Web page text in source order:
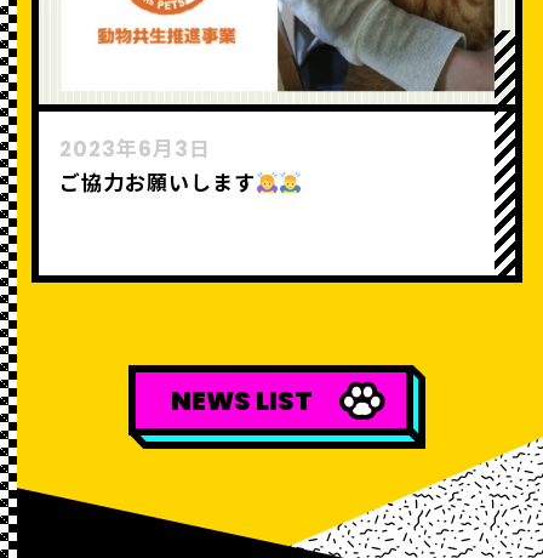
2023年6月3日
ご協力お願いします
NEWS LIST